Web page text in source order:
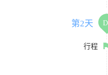
第2天
行程